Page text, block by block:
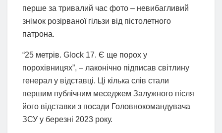
перше за тривалий час фото – невибагливий
знімок розірваної гільзи від пістолетного
патрона.
“25 метрів. Glock 17. Є ще порох у
порохівницях”, – лаконічно підписав світлину
генерал у відставці. Ці кілька слів стали
першим публічним меседжем Залужного після
його відставки з посади Головнокомандувача
ЗСУ у березні 2023 року.